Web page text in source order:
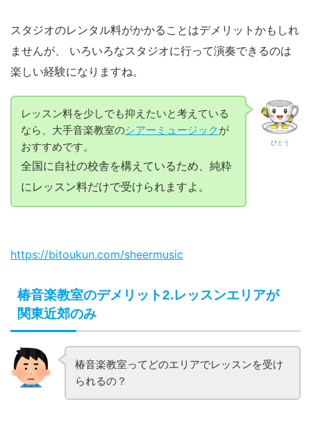
スタジオのレンタル料がかかることはデメリットかもしれ
ませんが、 いろいろなスタジオに行って演奏できるのは
楽しい経験になりますね。
びとう
レッスン料を少しでも抑えたいと考えている
なら、大手音楽教室のシアーミュージックが
おすすめです。
全国に自社の校舎を構えているため、純粋
にレッスン料だけで受けられますよ。
https://bitoukun.com/sheermusic
椿音楽教室のデメリット2.レッスンエリアが
関東近郊のみ
椿音楽教室ってどのエリアでレッスンを受け
られるの？